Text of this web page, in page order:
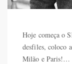
Hoje começa o
desfiles, coloco
Milão e Paris!…